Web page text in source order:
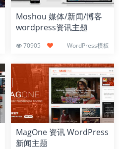
Moshou 媒体/新闻/博客
wordpress资讯主题
70905 WordPress模板
MagOne 资讯 WordPress
新闻主题